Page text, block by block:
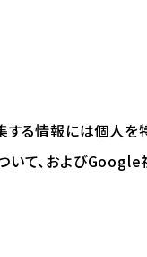
る情報には個人を
て、およびGoogle